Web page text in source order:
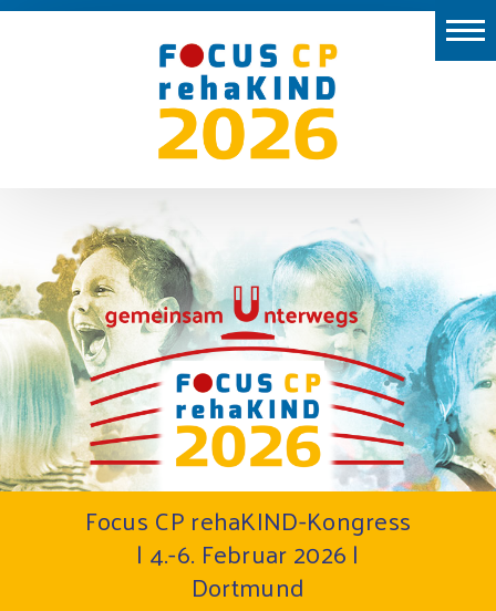
Aussteller
Ort
Programm
Preise
Kongresspräsidium
2026
Focus CP rehaKIND-Kongress
| 4.-6. Februar 2026 |
Dortmund